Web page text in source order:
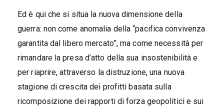
Ed è qui che si situa la nuova dimensione della
guerra: non come anomalia della “pacifica convivenza
garantita dal libero mercato”, ma come necessità per
rimandare la presa d’atto della sua insostenibilità e
per riaprire, attraverso la distruzione, una nuova
stagione di crescita dei profitti basata sulla
ricomposizione dei rapporti di forza geopolitici e sui